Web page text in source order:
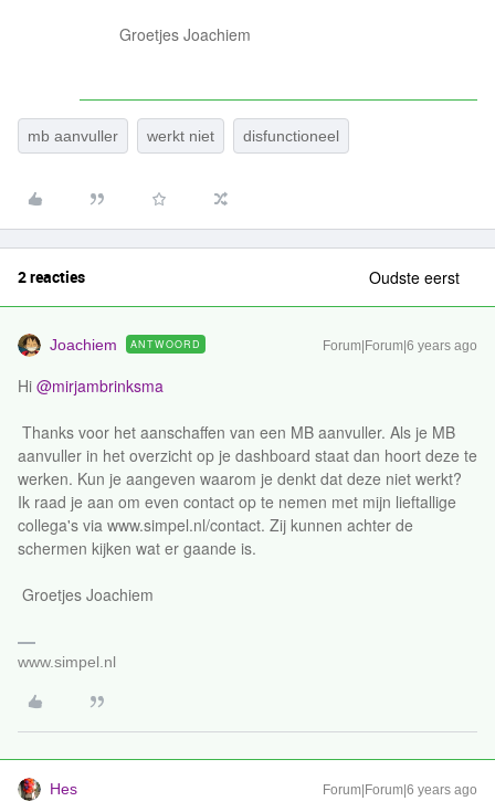
Groetjes Joachiem
mb aanvuller werkt niet disfunctioneel
2 reacties Oudste eerst
Joachiem ANTWOORD Forum|Forum|6 years ago
Hi @mirjambrinksma
Thanks voor het aanschaffen van een MB aanvuller. Als je MB
aanvuller in het overzicht op je dashboard staat dan hoort deze te
werken. Kun je aangeven waarom je denkt dat deze niet werkt?
Ik raad je aan om even contact op te nemen met mijn lieftallige
collega's via www.simpel.nl/contact. Zij kunnen achter de
schermen kijken wat er gaande is.
Groetjes Joachiem
www.simpel.nl
Hes Forum|Forum|6 years ago